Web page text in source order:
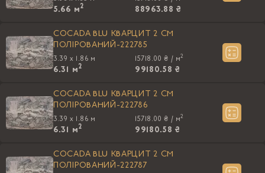
5.66 м2 88963.88 ₴
COCADA BLU КВАРЦИТ 2 CM
ПОЛIРОВАНИЙ-222785
3.39 x 1.86 м
6.31 м2
15718.00 ₴ / м2
99180.58 ₴
COCADA BLU КВАРЦИТ 2 CM
ПОЛIРОВАНИЙ-222786
3.39 x 1.86 м
6.31 м2
15718.00 ₴ / м2
99180.58 ₴
COCADA BLU КВАРЦИТ 2 CM
ПОЛIРОВАНИЙ-222787